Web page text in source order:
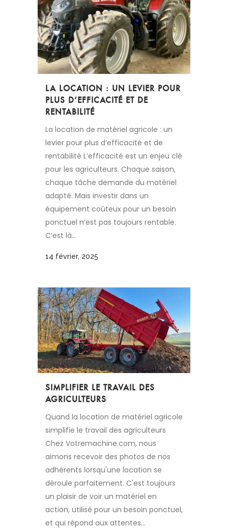
LA LOCATION : UN LEVIER POUR
PLUS D’EFFICACITÉ ET DE
RENTABILITÉ
La location de matériel agricole : un
levier pour plus d’efficacité et de
rentabilité L’efficacité est un enjeu clé
pour les agriculteurs. Chaque saison,
chaque tâche demande du matériel
adapté. Mais investir dans un
équipement coûteux pour un besoin
ponctuel n’est pas toujours rentable.
C’est là...
14 février, 2025
SIMPLIFIER LE TRAVAIL DES
AGRICULTEURS
Quand la location de matériel agricole
simplifie le travail des agriculteurs
Chez Votremachine.com, nous
aimons recevoir des photos de nos
adhérents lorsqu'une location se
déroule parfaitement. C'est toujours
un plaisir de voir un matériel en
action, utilisé pour un besoin ponctuel,
et qui répond aux attentes...